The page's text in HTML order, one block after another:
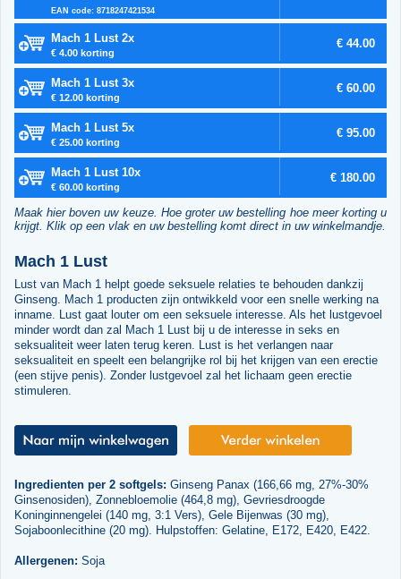
EAN code: 8718247421534
Mach 1 Lust 2x
€ 4.00 korting
€ 44.00
Mach 1 Lust 3x
€ 12.00 korting
€ 60.00
Mach 1 Lust 5x
€ 25.00 korting
€ 95.00
Mach 1 Lust 10x
€ 60.00 korting
€ 180.00
Maak hier boven uw keuze. Hoe groter uw bestelling hoe meer korting u
krijgt. Klik op een vlak en uw bestelling komt direct in uw winkelmandje.
Mach 1 Lust
Lust van Mach 1 helpt goede seksuele relaties te behouden dankzij
Ginseng. Mach 1 producten zijn ontwikkeld voor een snelle werking na
inname. Lust gaat louter om een seksuele interesse. Als het lustgevoel
minder wordt dan zal Mach 1 Lust bij u de interesse in seks en
seksualiteit weer laten terug keren. Lust is het verlangen naar
seksualiteit en speelt een belangrijke rol bij het krijgen van een erectie
(een stijve penis). Zonder lustgevoel zal het lichaam geen erectie
stimuleren.
Ingredienten per 2 softgels: Ginseng Panax (166,66 mg, 27%-30%
Ginsenosiden), Zonnebloemolie (464,8 mg), Gevriesdroogde
Koninginnengelei (140 mg, 3:1 Vers), Gele Bijenwas (30 mg),
Sojaboonlecithine (20 mg). Hulpstoffen: Gelatine, E172, E420, E422.
Allergenen: Soja